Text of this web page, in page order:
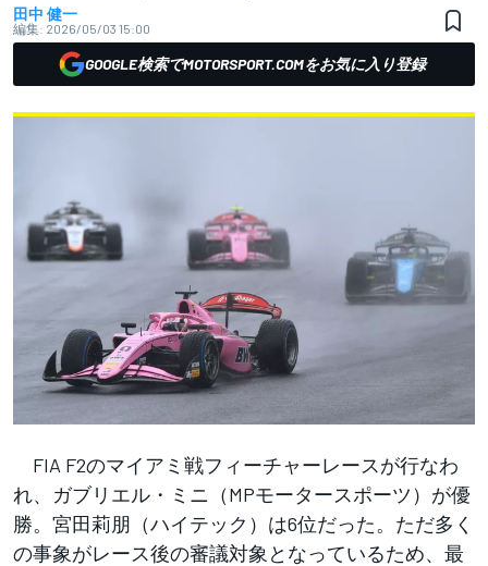
田中 健一
編集: 2026/05/03 15:00
GOOGLE検索でMOTORSPORT.COMをお気に入り登録
FIA F2のマイアミ戦フィーチャーレースが行なわ
れ、ガブリエル・ミニ（MPモータースポーツ）が優
勝。宮田莉朋（ハイテック）は6位だった。ただ多く
の事象がレース後の審議対象となっているため、最